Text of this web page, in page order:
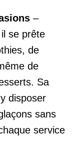
–
se prête
de
de
Sa
disposer
sans
service